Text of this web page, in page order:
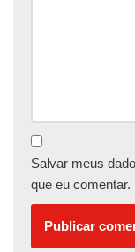
Salvar meus
que eu comentar.